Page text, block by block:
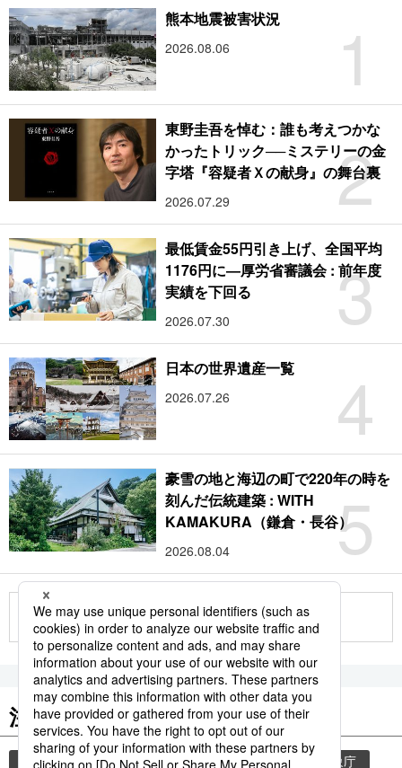
1
熊本地震被害状況
2026.08.06
2
東野圭吾を悼む：誰も考えつかな
かったトリック──ミステリーの金
字塔『容疑者Ｘの献身』の舞台裏
2026.07.29
3
最低賃金55円引き上げ、全国平均
1176円に―厚労省審議会 : 前年度
実績を下回る
2026.07.30
4
日本の世界遺産一覧
2026.07.26
5
豪雪の地と海辺の町で220年の時を
刻んだ伝統建築 : WITH
KAMAKURA（鎌倉・長谷）
2026.08.04
もっと見る
注目のキーワード
共同通信ニュース 和食 気象・災害 気象庁